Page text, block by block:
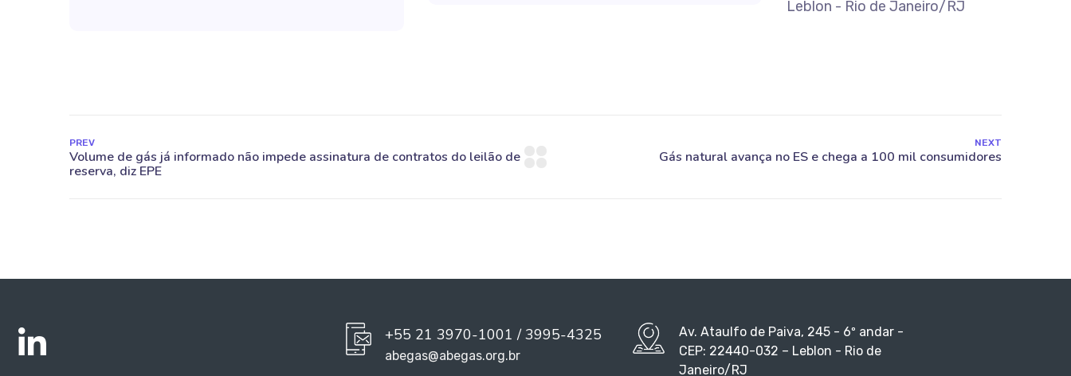
Leblon - Rio de Janeiro/RJ
PREV NEXT
+55 21 3970-1001 / 3995-4325
abegas@abegas.org.br
Av. Ataulfo de Paiva, 245 - 6º andar -
CEP: 22440-032 – Leblon - Rio de
Janeiro/RJ